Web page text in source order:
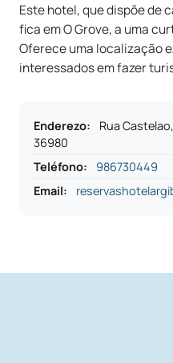
Este hotel, que dispõe de
fica em O Grove, a uma
Oferece uma localização
interessados em fazer
Enderezo:
Rua
36980
Teléfono:
986730449
Email: